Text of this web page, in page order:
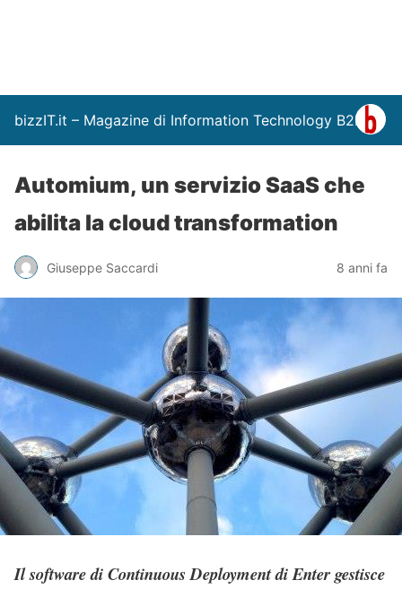
bizzIT.it – Magazine di Information Technology B2B
Automium, un servizio SaaS che
abilita la cloud transformation
Giuseppe Saccardi 8 anni fa
Il software di Continuous Deployment di Enter gestisce